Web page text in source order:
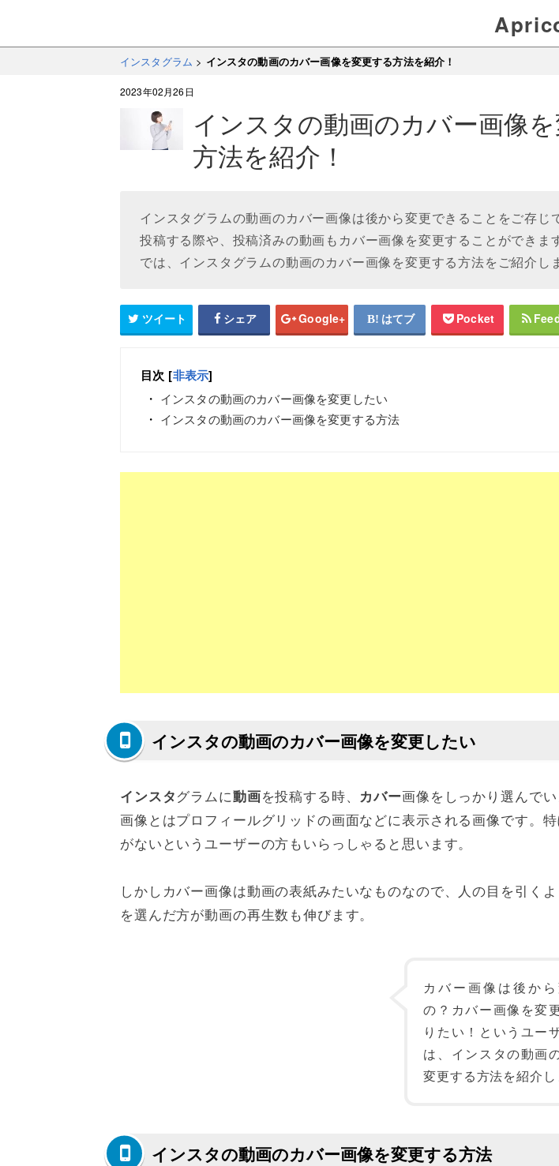
インスタグラム > インスタの動画のカバー画像を変更する方法を紹介！
2023年02月26日
インスタの動画のカバー画像
方法を紹介！
インスタグラムの動画のカバー画像は後から変更できることをご存じ
投稿する際や、投稿済みの動画もカバー画像を変更することができま
では、インスタグラムの動画のカバー画像を変更する方法をご紹介し
ツイート シェア Google+ はてブ Pocket
目次 [非表示]
インスタの動画のカバー画像を変更したい
インスタの動画のカバー画像を変更する方法
インスタの動画のカバー画像を変更したい
インスタグラムに動画を投稿する時、 カバー画像をしっかり選んで
画像とはプロフィールグリッドの画面などに表示される画像です。
がないというユーザーの方もいらっしゃると思います。
しかしカバー画像は動画の表紙みたいなものなので、人の目を引く
を選んだ方が動画の再生数も伸びます。
カバー画像は後か
の？カバー画像を変
りたい！というユー
は、インスタの動画
変更する方法を紹介し
インスタの動画のカバー画像を変更する方法